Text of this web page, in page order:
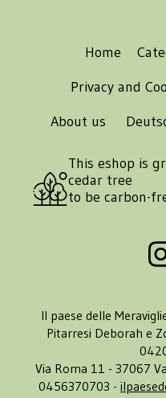
Home
Privacy and
About us
This eshop is
cedar tree
to be carbon-
Il paese delle
Pitarresi Deborah e
Via Roma 11 - 37067
0456370703 -